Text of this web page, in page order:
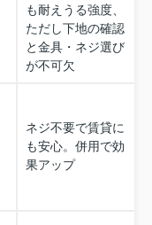
も耐えうる強度、
ただし下地の確認
と金具・ネジ選び
が不可欠
ネジ不要で賃貸に
も安心。併用で効
果アップ